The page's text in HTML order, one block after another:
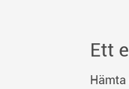
Ett
Hämta